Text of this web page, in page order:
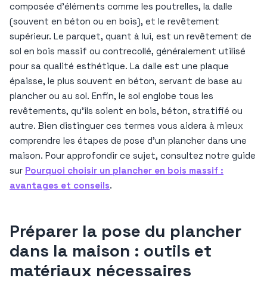
composée d’éléments comme les poutrelles, la dalle
(souvent en béton ou en bois), et le revêtement
supérieur. Le parquet, quant à lui, est un revêtement de
sol en bois massif ou contrecollé, généralement utilisé
pour sa qualité esthétique. La dalle est une plaque
épaisse, le plus souvent en béton, servant de base au
plancher ou au sol. Enfin, le sol englobe tous les
revêtements, qu’ils soient en bois, béton, stratifié ou
autre. Bien distinguer ces termes vous aidera à mieux
comprendre les étapes de pose d’un plancher dans une
maison. Pour approfondir ce sujet, consultez notre guide
sur Pourquoi choisir un plancher en bois massif :
avantages et conseils.
Préparer la pose du plancher
dans la maison : outils et
matériaux nécessaires